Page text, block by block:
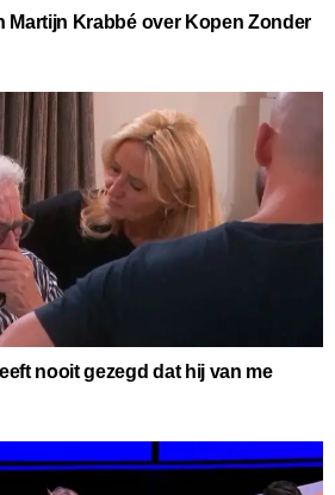
Martijn Krabbé over Kopen Zonder
nooit gezegd dat hij van me